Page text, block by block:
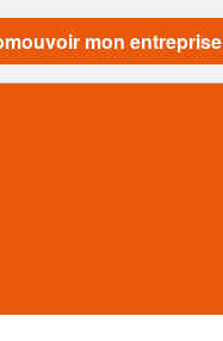
mon entreprise